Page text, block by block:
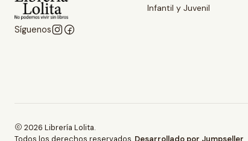
Síguenos
Infantil y Juvenil
2026 Librería Lolita.